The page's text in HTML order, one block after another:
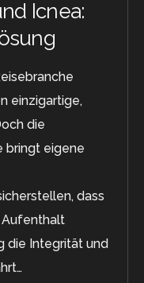
Icnea:
einzigartige,
die
bringt eigene
dass
die Integrität und